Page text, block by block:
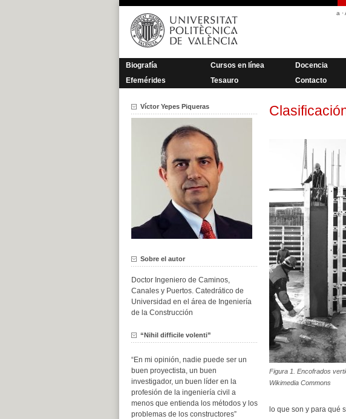
Saltar
contenido
a ·
Biografía Cursos en línea Docencia
Efemérides
Tesauro Contacto
Figura 1. Encofrados
Wikimedia Commons
lo que son y para qué
Víctor Yepes Piqueras
Sobre el autor
Doctor Ingeniero de Caminos,
Canales y Puertos. Catedrático de
Universidad en el área de Ingeniería
de la Construcción
“Nihil difficile volenti”
“En mi opinión, nadie puede ser un
buen proyectista, un buen
investigador, un buen líder en la
profesión de la ingeniería civil a
menos que entienda los métodos y los
problemas de los constructores”